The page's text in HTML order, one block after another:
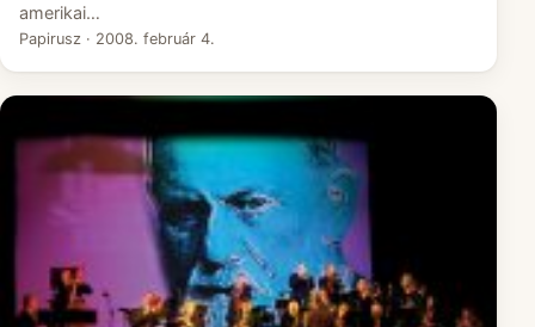
amerikai…
Papirusz · 2008. február 4.